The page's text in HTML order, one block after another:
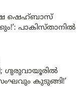
ഷെഹ്ബാസ്
പാകിസ്താനിൽ
ഗുരുവായൂരിൽ
കുടുങ്ങി!’